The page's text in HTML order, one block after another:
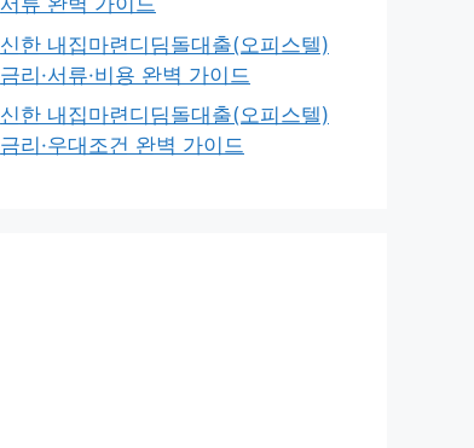
신한 내집마련디딤돌대출(오피스텔)
금리·서류·비용 완벽 가이드
신한 내집마련디딤돌대출(오피스텔)
금리·우대조건 완벽 가이드